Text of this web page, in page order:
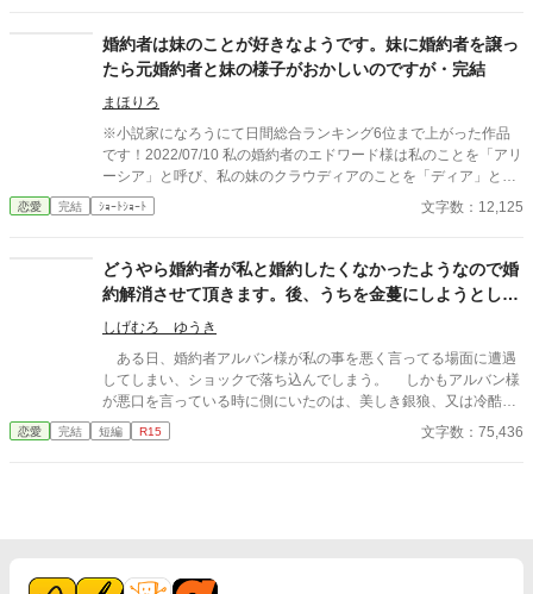
婚約者は妹のことが好きなようです。妹に婚約者を譲っ
たら元婚約者と妹の様子がおかしいのですが・完結
まほりろ
※小説家になろうにて日間総合ランキング6位まで上がった作品
です！2022/07/10 私の婚約者のエドワード様は私のことを「アリ
ーシア」と呼び、私の妹のクラウディアのことを「ディア」と愛
称で呼ぶ。 エドワード様は当家を訪ねて来るたびに私には黄色い
薔薇を十五本、妹のクラウディアにはピンクの薔薇を七本渡す。
知ないのかしら？ それにピンクはエドワード様の髪と瞳の色。自
分の髪や瞳の色の花を異性に贈る意味をエドワード様が知らない
はずがないわ。 エドワード様はクラウディアを愛しているのね。
二人が愛し合っているなら私は身を引くわ。 そう思って私はエド
ワード様との婚約を解消した。 なのに婚約を解消したはずのエド
ワード様が先触れもなく当家を訪れ、私のことを「シア」と呼び
迫ってきて……。 「Copyright（C）2022-九頭竜坂まほろん」 ※
無断転載を禁止します。 ※朗読動画の無断配信も禁止します。 ※
小説家になろう、カクヨム、エブリスタにも投稿しています。 ※
恋愛 完結 ｼｮｰﾄｼｮｰﾄ 文字数：12,125
どうやら婚約者が私と婚約したくなかったようなので婚
約解消させて頂きます。後、うちを金蔓にしようとした
事はゆるしません
しげむろ ゆうき
ある日、婚約者アルバン様が私の事を悪く言ってる場面に遭遇
してしまい、ショックで落ち込んでしまう。 しかもアルバン様
が悪口を言っている時に側にいたのは、美しき銀狼、又は冷酷な
牙とあだ名が付けられ恐れられている、この国の第三王子ランド
ール・ウルフイット様だったのだ。 だから、問い詰めようにも
恋愛 完結 短編 R15 文字数：75,436